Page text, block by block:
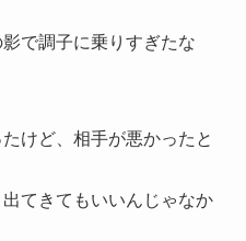
で調子に乗りすぎたな
けど、相手が悪かったと
てきてもいいんじゃなか